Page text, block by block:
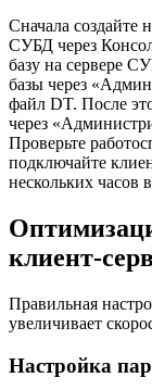
Сначала создайте
СУБД через
базу на сервере
базы через
файл DT. После
через
Проверьте
подключайте
нескольких часов
клиент-
Правильная
увеличивает
Настройка